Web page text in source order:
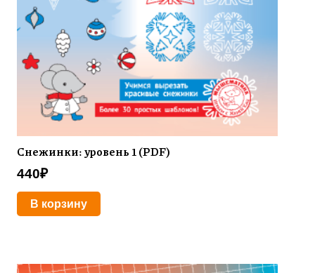
Снежинки: уровень 1 (PDF)
440₽
В корзину